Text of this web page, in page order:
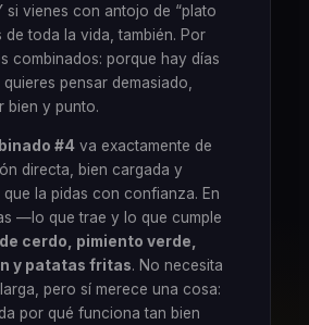
si vienes con antojo de “plato
de toda la vida, también. Por
combinados: porque hay días
pensar demasiado,
bien y punto.
#4 va exactamente de
directa, bien cargada y
la pidas con confianza. En
—lo que trae y lo que cumple
cerdo, pimiento verde,
y patatas fritas. No necesita
pero sí merece una cosa:
por qué funciona tan bien